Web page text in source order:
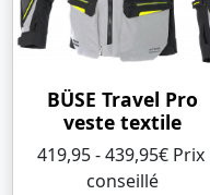
BÜSE Travel Pro
veste textile
419,95 - 439,95€ Prix ​​
conseillé